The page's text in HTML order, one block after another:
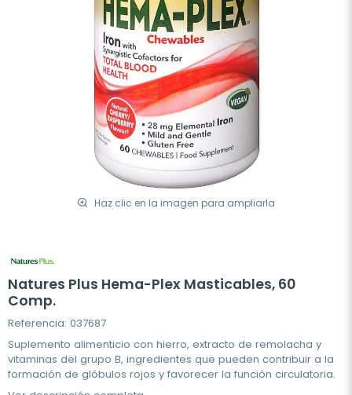
Haz clic en la imagen para ampliarla
Natures Plus Hema-Plex Masticables, 60
Comp.
Referencia: 037687
Suplemento alimenticio con hierro, extracto de remolacha y
vitaminas del grupo B, ingredientes que pueden contribuir a la
formación de glóbulos rojos y favorecer la función circulatoria.